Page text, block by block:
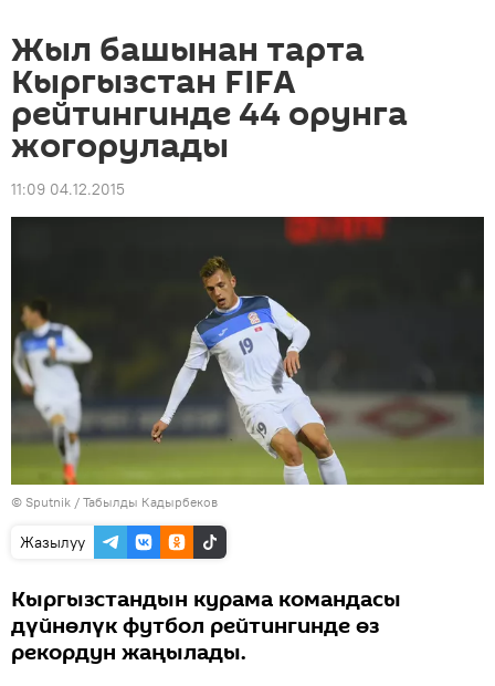
Жыл башынан тарта
Кыргызстан FIFA
рейтингинде 44 орунга
жогорулады
11:09 04.12.2015
© Sputnik / Табылды Кадырбеков
Жазылуу
Кыргызстандын курама командасы
дүйнөлүк футбол рейтингинде өз
рекордун жаңылады.